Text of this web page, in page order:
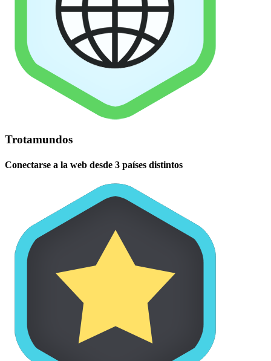
Trotamundos
Conectarse a la web desde 3 países distintos